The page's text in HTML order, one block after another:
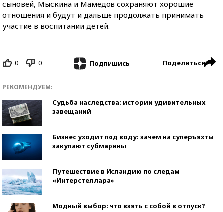
сыновей, Мыскина и Мамедов сохраняют хорошие
отношения и будут и дальше продолжать принимать
участие в воспитании детей.
0 0 Подпишись Поделиться
РЕКОМЕНДУЕМ:
Судьба наследства: истории удивительных
завещаний
Бизнес уходит под воду: зачем на суперъяхты
закупают субмарины
Путешествие в Исландию по следам
«Интерстеллара»
Модный выбор: что взять с собой в отпуск?